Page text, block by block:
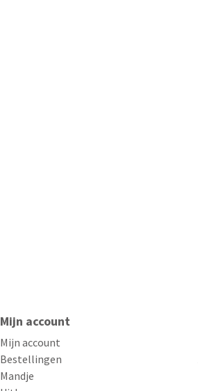
Mijn account
Mijn account
Bestellingen
Mandje